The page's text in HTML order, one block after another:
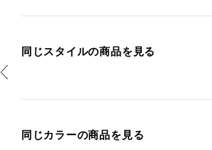
同じスタイルの商品を見る
同じカラーの商品を見る